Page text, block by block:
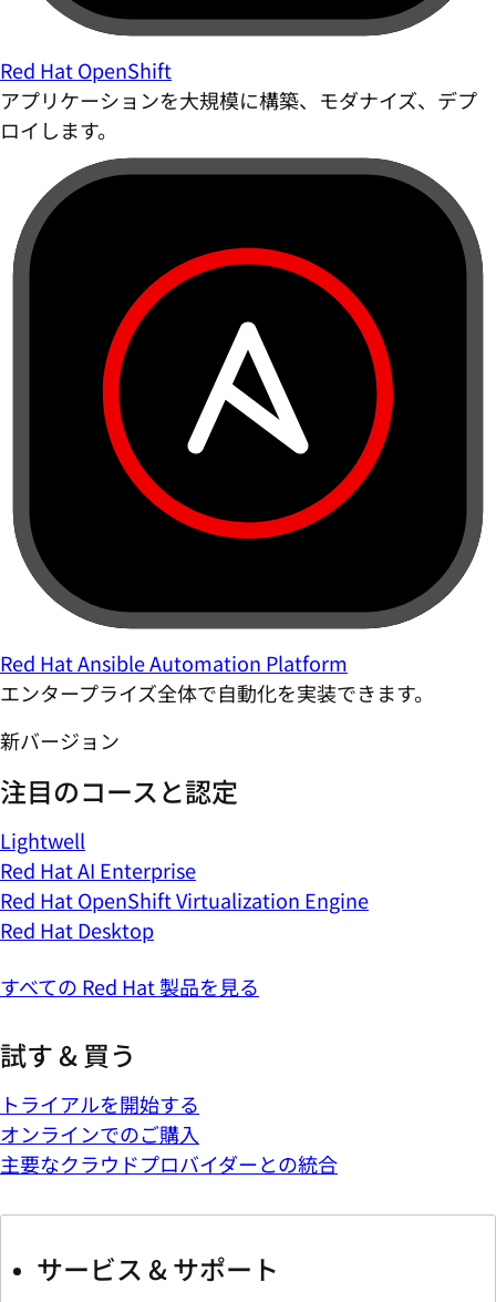
Red Hat OpenShift
アプリケーションを大規模に構築、モダナイズ、デプ
ロイします。
Red Hat Ansible Automation Platform
エンタープライズ全体で自動化を実装できます。
新バージョン
注目のコースと認定
Lightwell
Red Hat AI Enterprise
Red Hat OpenShift Virtualization Engine
Red Hat Desktop
すべての Red Hat 製品を見る
試す & 買う
トライアルを開始する
オンラインでのご購入
主要なクラウドプロバイダーとの統合
サービス & サポート